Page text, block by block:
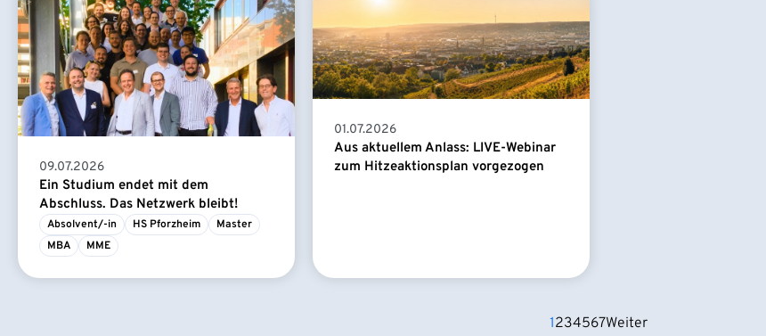
09.07.2026
Ein Studium endet mit dem
Abschluss. Das Netzwerk bleibt!
Absolvent/-in HS Pforzheim
Master
MBA
MME
01.07.2026
Aus aktuellem Anlass: LIVE-Webinar
zum Hitzeaktionsplan vorgezogen
1234567Weiter